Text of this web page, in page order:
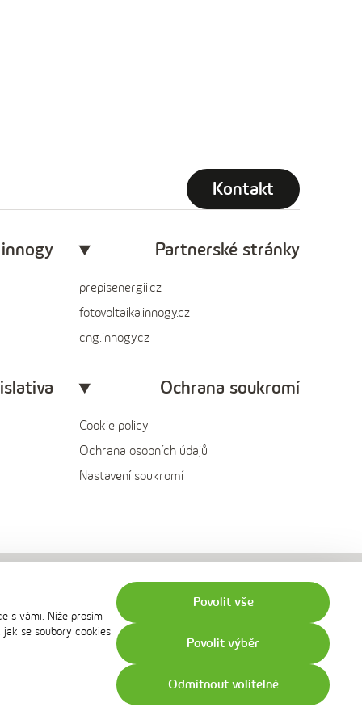
s vámi. Níže prosím
se soubory cookies
Povolit vše
Povolit výběr
Odmítnout volitelné
Kontakt
Partnerské stránky
prepisenergii.cz
fotovoltaika.innogy.cz
cng.innogy.cz
Ochrana soukromí
Cookie policy
Ochrana osobních údajů
Nastavení soukromí